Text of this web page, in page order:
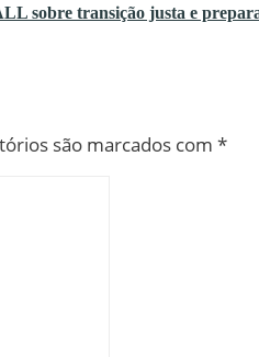
transição justa e
são marcados com *